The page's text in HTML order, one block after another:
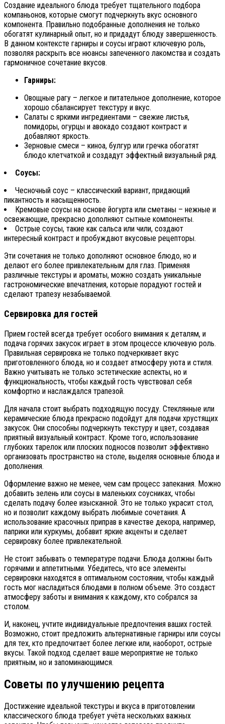
Создание идеального блюда требует тщательного подбора
компаньонов, которые смогут подчеркнуть вкус основного
компонента. Правильно подобранные дополнения не только
обогатят кулинарный опыт, но и придадут блюду завершенность.
В данном контексте гарниры и соусы играют ключевую роль,
позволяя раскрыть все нюансы запеченного лакомства и создать
гармоничное сочетание вкусов.
Гарниры:
Овощные рагу – легкое и питательное дополнение, которое
хорошо сбалансирует текстуру и вкус.
Салаты с яркими ингредиентами – свежие листья,
помидоры, огурцы и авокадо создают контраст и
добавляют яркость.
Зерновые смеси – киноа, булгур или гречка обогатят
блюдо клетчаткой и создадут эффектный визуальный ряд.
Соусы:
Чесночный соус – классический вариант, придающий
пикантность и насыщенность.
Кремовые соусы на основе йогурта или сметаны – нежные и
освежающие, прекрасно дополняют сытные компоненты.
Острые соусы, такие как сальса или чили, создают
интересный контраст и пробуждают вкусовые рецепторы.
Эти сочетания не только дополняют основное блюдо, но и
делают его более привлекательным для глаз. Применяя
различные текстуры и ароматы, можно создать уникальные
гастрономические впечатления, которые порадуют гостей и
сделают трапезу незабываемой.
Сервировка для гостей
Прием гостей всегда требует особого внимания к деталям, и
подача горячих закусок играет в этом процессе ключевую роль.
Правильная сервировка не только подчеркивает вкус
приготовленного блюда, но и создает атмосферу уюта и стиля.
Важно учитывать не только эстетические аспекты, но и
функциональность, чтобы каждый гость чувствовал себя
комфортно и наслаждался трапезой.
Для начала стоит выбрать подходящую посуду. Стеклянные или
керамические блюда прекрасно подойдут для подачи хрустящих
закусок. Они способны подчеркнуть текстуру и цвет, создавая
приятный визуальный контраст. Кроме того, использование
глубоких тарелок или плоских подносов позволит эффективно
организовать пространство на столе, выделяя основные блюда и
дополнения.
Оформление важно не менее, чем сам процесс запекания. Можно
добавить зелень или соусы в маленьких соусниках, чтобы
сделать подачу более изысканной. Это не только украсит стол,
но и позволит каждому выбрать любимые сочетания. А
использование красочных приправ в качестве декора, например,
паприки или куркумы, добавит яркие акценты и сделает
сервировку более привлекательной.
Не стоит забывать о температуре подачи. Блюда должны быть
горячими и аппетитными. Убедитесь, что все элементы
сервировки находятся в оптимальном состоянии, чтобы каждый
гость мог насладиться блюдами в полном объеме. Это создаст
атмосферу заботы и внимания к каждому, кто собрался за
столом.
И, наконец, учтите индивидуальные предпочтения ваших гостей.
Возможно, стоит предложить альтернативные гарниры или соусы
для тех, кто предпочитает более легкие или, наоборот, острые
вкусы. Такой подход сделает ваше мероприятие не только
приятным, но и запоминающимся.
Советы по улучшению рецепта
Достижение идеальной текстуры и вкуса в приготовлении
классического блюда требует учёта нескольких важных